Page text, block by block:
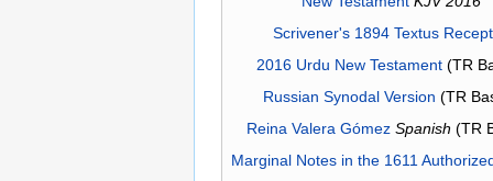
Scrivener's 1894 Textus
2016 Urdu New Testament(TR
Russian Synodal Version (TR
Reina Valera Gómez Spanish (TR
Marginal Notes in the 1611